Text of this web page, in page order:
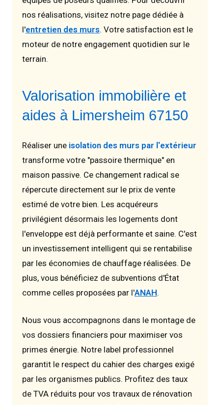
nos réalisations, visitez notre page dédiée à
l'entretien des murs. Votre satisfaction est le
moteur de notre engagement quotidien sur le
terrain.
Valorisation immobilière et
aides à Limersheim 67150
Réaliser une isolation des murs par l'extérieur
transforme votre "passoire thermique" en
maison passive. Ce changement radical se
répercute directement sur le prix de vente
estimé de votre bien. Les acquéreurs
privilégient désormais les logements dont
l'enveloppe est déjà performante et saine. C'est
un investissement intelligent qui se rentabilise
par les économies de chauffage réalisées. De
plus, vous bénéficiez de subventions d'État
comme celles proposées par l'ANAH.
Nous vous accompagnons dans le montage de
vos dossiers financiers pour maximiser vos
primes énergie. Notre label professionnel
garantit le respect du cahier des charges exigé
par les organismes publics. Profitez des taux
de TVA réduits pour vos travaux de rénovation